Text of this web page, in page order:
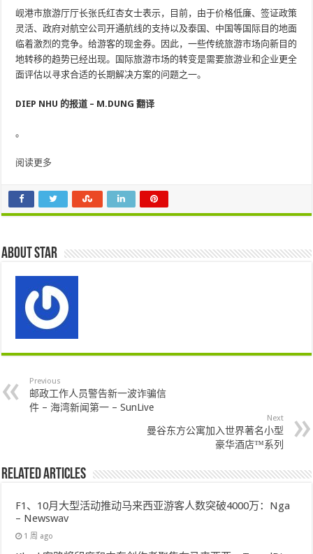
岘港市旅游厅厅长张氏红杏女士表示，目前，由于价格低廉、签证政策
灵活、政府对航空公司开通航线的支持以及泰国、中国等国际目的地面
临着激烈的竞争。给游客的现金券。因此，一些传统旅游市场向新目的
地转移的趋势已经出现。国际旅游市场的转变是需要旅游业和企业更全
面评估以寻求合适的长期解决方案的问题之一。
DIEP NHU 的报道 – M.DUNG 翻译
。
阅读更多
About star
Previous
邮政工作人员警告新一波诈骗信
件 – 海湾新闻第一 – SunLive
Next
曼谷东方公寓加入世界著名小型
豪华酒店™系列
Related Articles
F1、10月大型活动推动马来西亚游客人数突破4000万：Nga
– Newswav
1 周 ago